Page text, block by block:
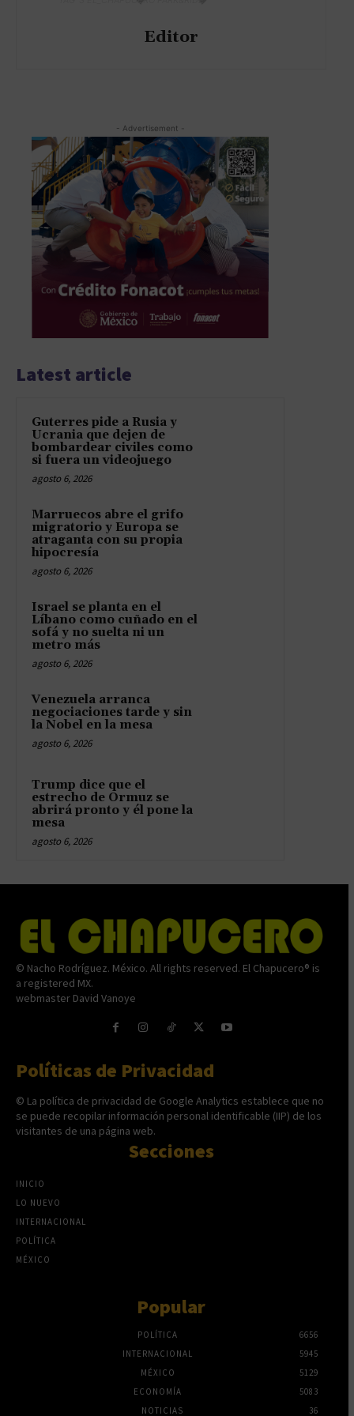
Editor
- Advertisement -
Latest article
Guterres pide a Rusia y
Ucrania que dejen de
bombardear civiles como
si fuera un videojuego
agosto 6, 2026
Marruecos abre el grifo
migratorio y Europa se
atraganta con su propia
hipocresía
agosto 6, 2026
Israel se planta en el
Líbano como cuñado en el
sofá y no suelta ni un
metro más
agosto 6, 2026
Venezuela arranca
negociaciones tarde y sin
la Nobel en la mesa
agosto 6, 2026
Trump dice que el
estrecho de Ormuz se
abrirá pronto y él pone la
mesa
agosto 6, 2026
© Nacho Rodríguez. México. All rights reserved. El Chapucero® is
a registered MX.
webmaster David Vanoye
Políticas de Privacidad
© La política de privacidad de Google Analytics establece que no
se puede recopilar información personal identificable (IIP) de los
visitantes de una página web.
Secciones
INICIO
LO NUEVO
INTERNACIONAL
POLÍTICA
MÉXICO
Popular
POLÍTICA
6656
INTERNACIONAL
5945
MÉXICO
5129
ECONOMÍA
5083
NOTICIAS
36